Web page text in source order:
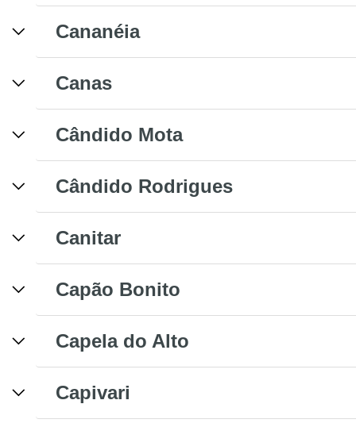
Cananéia
Canas
Cândido Mota
Cândido Rodrigues
Canitar
Capão Bonito
Capela do Alto
Capivari